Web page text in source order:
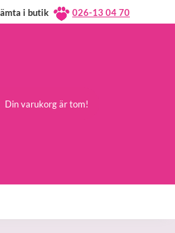
i butik 026-13 04 70
Din varukorg är tom!